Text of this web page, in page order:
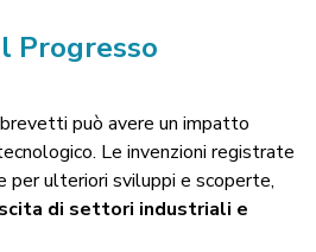
Progresso
brevetti può avere un impatto
Le invenzioni registrate
per ulteriori sviluppi e scoperte,
di settori industriali e